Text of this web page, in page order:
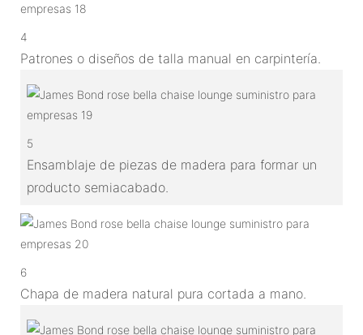
4
Patrones o diseños de talla manual en carpintería.
5
Ensamblaje de piezas de madera para formar un
producto semiacabado.
6
Chapa de madera natural pura cortada a mano.